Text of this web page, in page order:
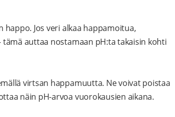
Jos veri alkaa happamoitua,
auttaa nostamaan pH:ta takaisin kohti
virtsan happamuutta. Ne voivat poistaa
näin pH-arvoa vuorokausien aikana.